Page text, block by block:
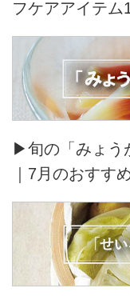
フケアアイテム
▶旬の「みょう
｜7月のおすす